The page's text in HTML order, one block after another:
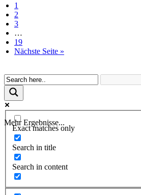
1
2
3
…
19
Nächste Seite »
Mehr Ergebnisse...
Exact matches only
Search in title
Search in content